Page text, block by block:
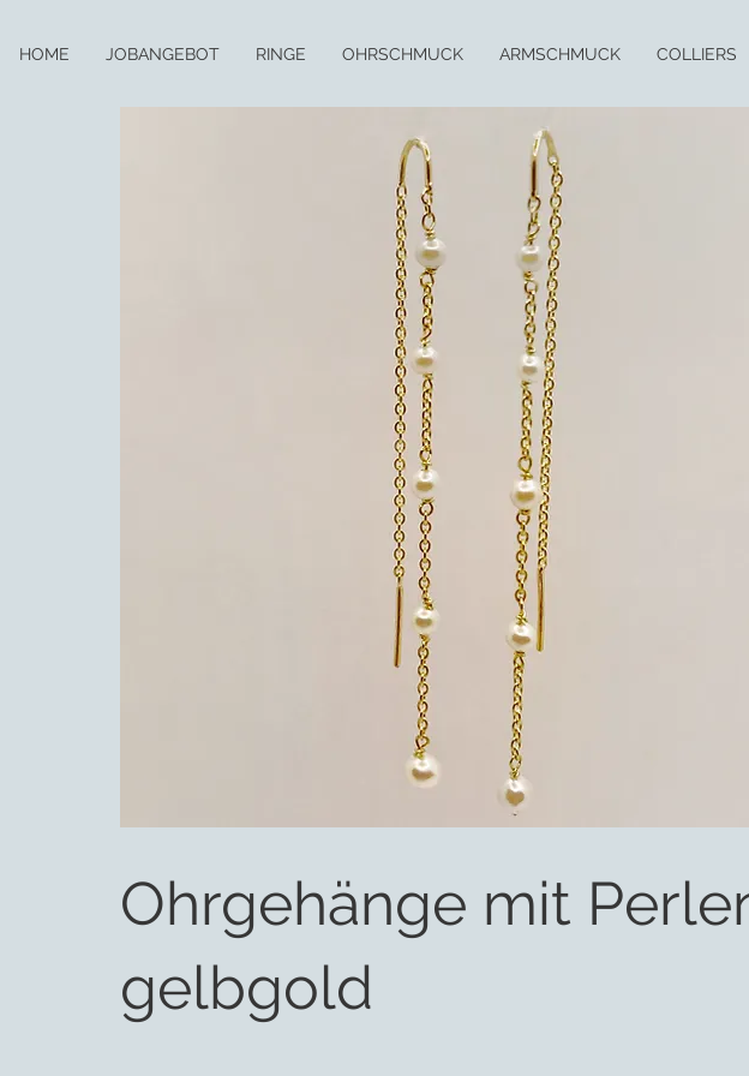
HOME JOBANGEBOT RINGE OHRSCHMUCK ARMSCHMUCK COLLIERS
Ohrgehänge mit
gelbgold